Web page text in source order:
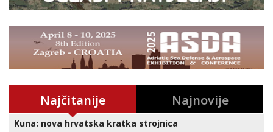
Najčitanije Najnovije
Kuna: nova hrvatska kratka strojnica